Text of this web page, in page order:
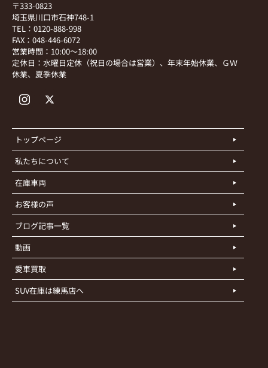
〒333-0823
埼玉県川口市石神748-1
TEL：0120-888-998
FAX：048-446-6072
営業時間：10:00～18:00
定休日：水曜日定休（祝日の場合は営業）、年末年始休業、ＧＷ
休業、夏季休業
トップページ
私たちについて
在庫車両
お客様の声
ブログ記事一覧
動画
愛車買取
SUV在庫は練馬店へ